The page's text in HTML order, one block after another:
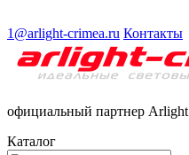
1@arlight-crimea.ru Контакты
официальный партнер Arlight
Каталог